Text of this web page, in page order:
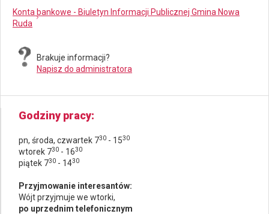
Konta bankowe - Biuletyn Informacji Publicznej Gmina Nowa
Ruda
Brakuje informacji?
Napisz do administratora
Godziny pracy
pn, środa, czwartek 730 - 1530
wtorek 730 - 1630
piątek 730 - 1430
Przyjmowanie interesantów:
Wójt przyjmuje we wtorki,
po uprzednim telefonicznym